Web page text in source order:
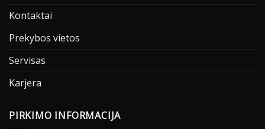
Kontaktai
Prekybos vietos
Servisas
Karjera
PIRKIMO INFORMACIJA